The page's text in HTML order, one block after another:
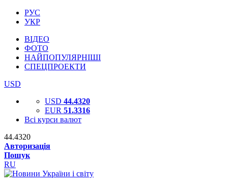
РУС
УКР
ВІДЕО
ФОТО
НАЙПОПУЛЯРНІШІ
СПЕЦПРОЕКТИ
USD
USD 44.4320
EUR 51.3316
Всі курси валют
44.4320
Авторизація
Пошук
RU